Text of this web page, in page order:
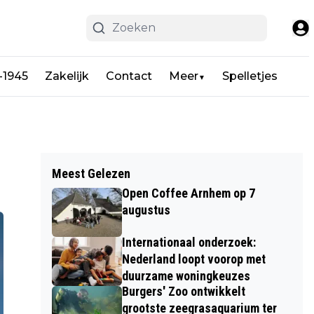
Zakelijk Contact Meer▼ Spelletjes
Meest Gelezen
Open Coffee Arnhem op 7
augustus
Internationaal onderzoek:
Nederland loopt voorop met
duurzame woningkeuzes
Burgers' Zoo ontwikkelt
grootste zeegrasaquarium ter